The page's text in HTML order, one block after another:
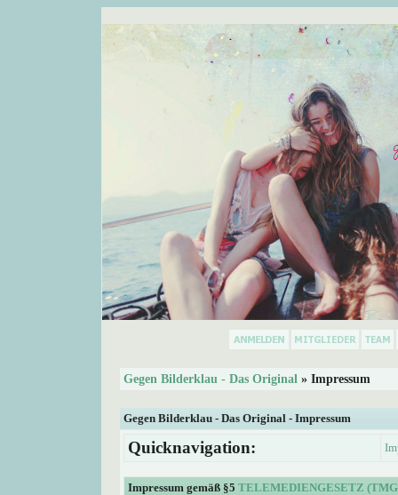
Gegen Bilderklau - Das Original » Impressum
Gegen Bilderklau - Das Original - Impressum
Quicknavigation:
Impressum gemäß §5 TELEMEDIENGESETZ